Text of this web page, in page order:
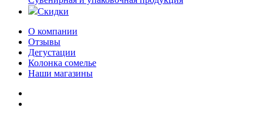
Скидки
О компании
Отзывы
Дегустации
Колонка сомелье
Наши магазины